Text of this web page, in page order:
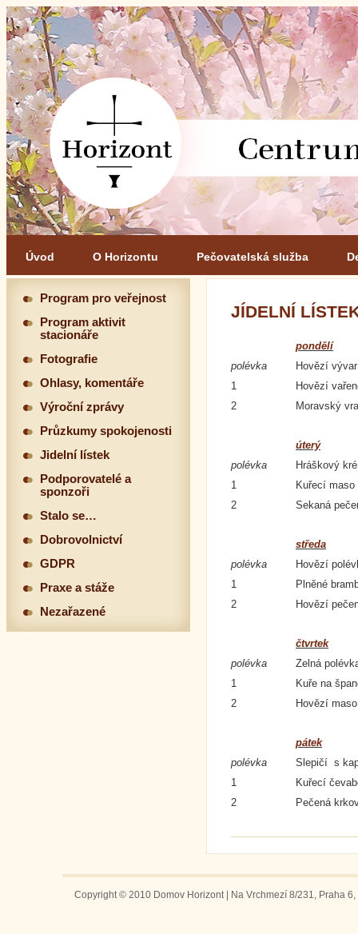
Úvod O Horizontu Pečovatelská služba
JÍDELNÍ
pondělí
polévka
Hovězí
1
Hovězí
2
Moravský
úterý
polévka
Hráškový
1
Kuřecí
2
Sekaná
středa
polévka
Hovězí
1
Plněné
2
Hovězí
čtvrtek
polévka
Zelná
1
Kuře na
2
Hovězí
pátek
polévka
Slepičí s
1
Kuřecí
2
Pečená
Program pro veřejnost
Program aktivit
stacionáře
Fotografie
Ohlasy, komentáře
Výroční zprávy
Průzkumy spokojenosti
Jidelní lístek
Podporovatelé a
sponzoři
Stalo se…
Dobrovolnictví
GDPR
Praxe a stáže
Nezařazené
Copyright © 2010 Domov Horizont | Na Vrchmezí 8/231, Praha